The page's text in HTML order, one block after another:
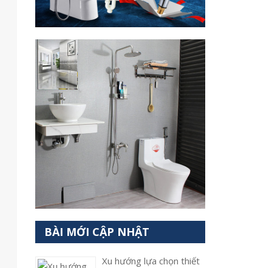
BÀI MỚI CẬP NHẬT
Xu hướng lựa chọn thiết